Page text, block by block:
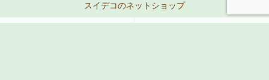
スイデコのネットショップ